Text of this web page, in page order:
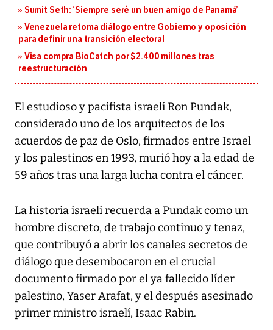
Sumit Seth: ‘Siempre seré un buen amigo de Panamá’
Venezuela retoma diálogo entre Gobierno y oposición
para definir una transición electoral
Visa compra BioCatch por $2.400 millones tras
reestructuración
El estudioso y pacifista israelí Ron Pundak,
considerado uno de los arquitectos de los
acuerdos de paz de Oslo, firmados entre Israel
y los palestinos en 1993, murió hoy a la edad de
59 años tras una larga lucha contra el cáncer.
La historia israelí recuerda a Pundak como un
hombre discreto, de trabajo continuo y tenaz,
que contribuyó a abrir los canales secretos de
diálogo que desembocaron en el crucial
documento firmado por el ya fallecido líder
palestino, Yaser Arafat, y el después asesinado
primer ministro israelí, Isaac Rabin.